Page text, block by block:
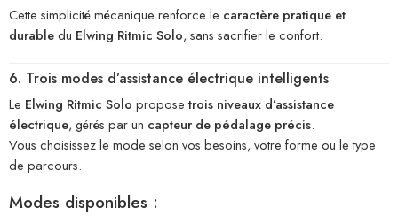
Cette simplicité mécanique renforce le caractère pratique et
durabledu Elwing Ritmic Solo, sans sacrifier le confort.
6. Trois modes d’assistance électrique intelligents
Le Elwing Ritmic Solo propose trois niveaux d’assistance
électrique, gérés par un capteur de pédalage précis.
Vous choisissez le mode selon vos besoins, votre forme ou le type
de parcours.
Modes disponibles :